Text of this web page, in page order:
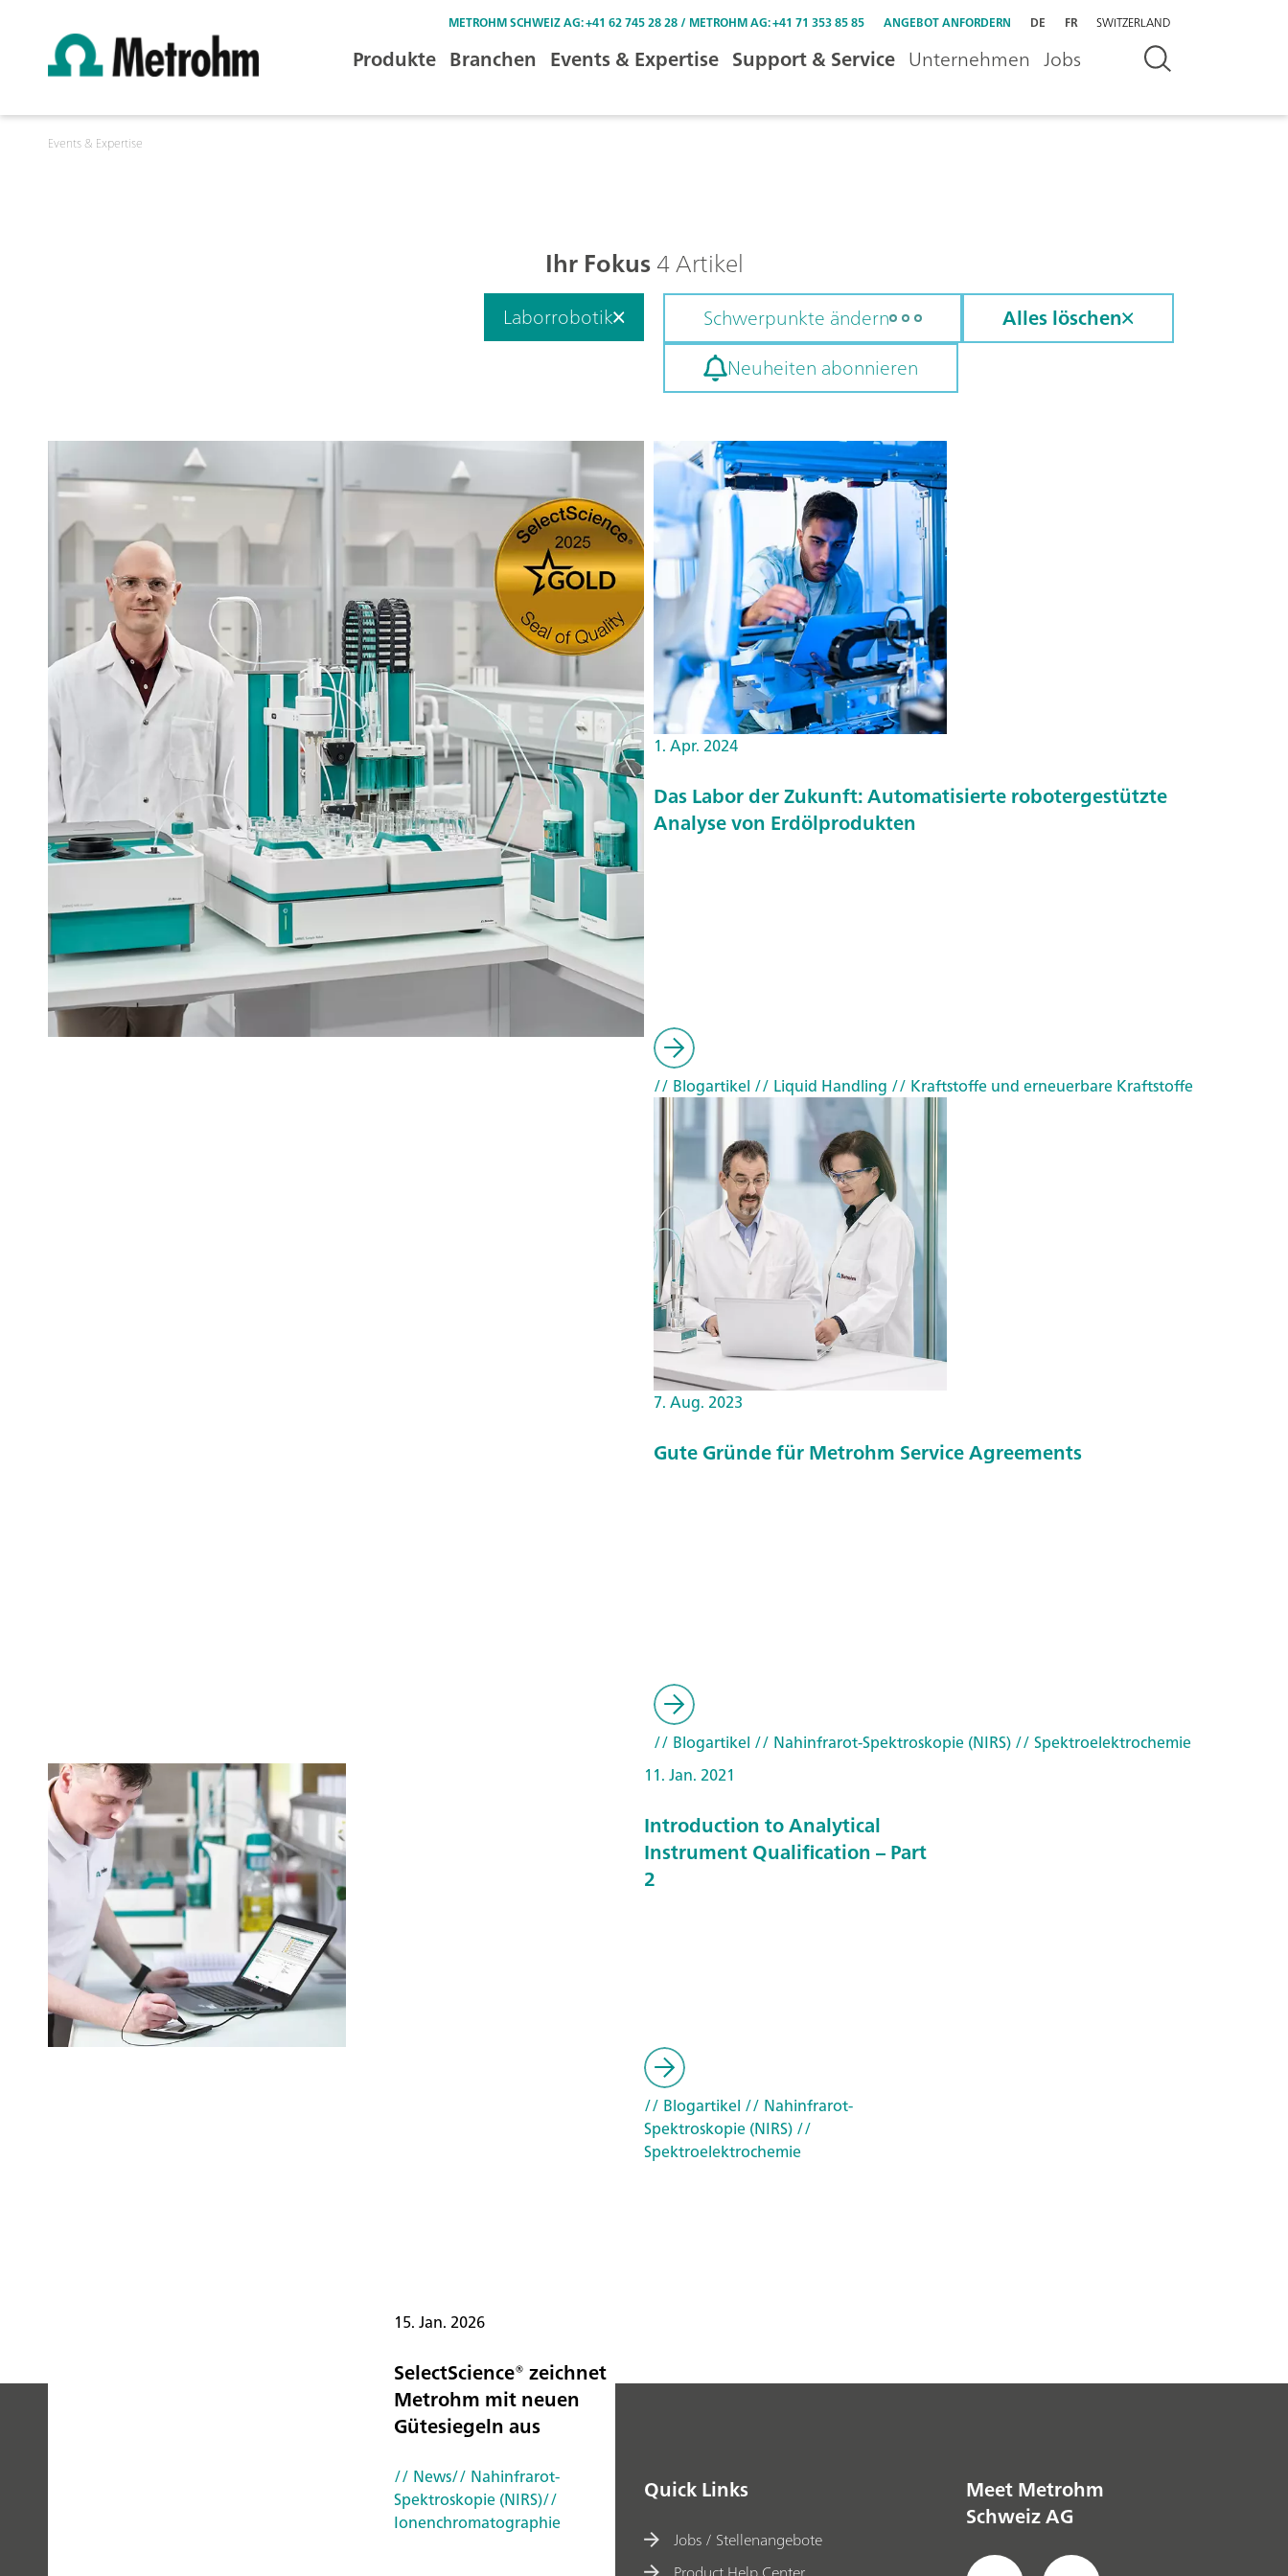
METROHM SCHWEIZ AG: +41 62 745 28 28 / METROHM AG: +41 71 353 85 85 ANGEBOT ANFORDERN DE FR SWITZERLAND
Produkte Branchen Events & Expertise Support & Service Unternehmen Jobs
Events & Expertise
Ihr Fokus4 Artikel
Laborrobotik Schwerpunkte ändern
Alles löschen
Neuheiten abonnieren
15. Jan. 2026
SelectScience® zeichnet
Metrohm mit neuen
Gütesiegeln aus
// News// Nahinfrarot-
Spektroskopie (NIRS)//
Ionenchromatographie
1. Apr. 2024
Das Labor der Zukunft: Automatisierte robotergestützte
Analyse von Erdölprodukten
// Blogartikel // Liquid Handling // Kraftstoffe und erneuerbare Kraftstoffe
7. Aug. 2023
Gute Gründe für Metrohm Service Agreements
// Blogartikel // Nahinfrarot-Spektroskopie (NIRS)// Spektroelektrochemie
11. Jan. 2021
Introduction to Analytical
Instrument Qualification – Part
2
// Blogartikel // Nahinfrarot-
Spektroskopie (NIRS)//
Spektroelektrochemie
Quick Links
Jobs / Stellenangebote
Meet Metrohm
Schweiz AG